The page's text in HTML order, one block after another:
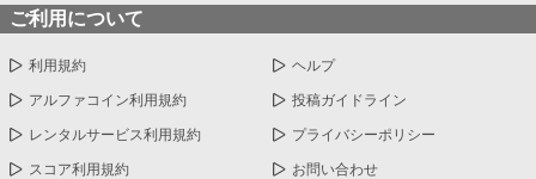
ご利用について
利用規約 ヘルプ
アルファコイン利用規約 投稿ガイドライン
レンタルサービス利用規約 プライバシーポリシー
スコア利用規約 お問い合わせ